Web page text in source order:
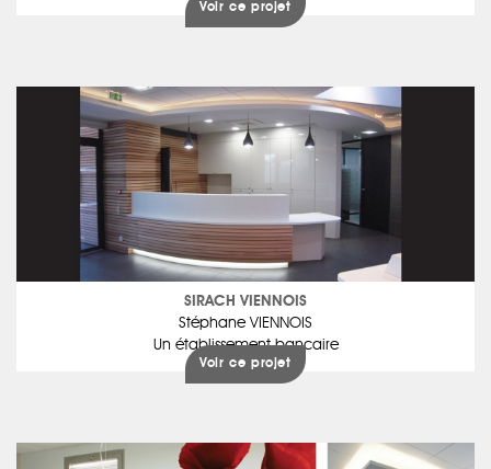
Voir ce projet
SIRACH VIENNOIS
Stéphane VIENNOIS
Un établissement bancaire
Voir ce projet